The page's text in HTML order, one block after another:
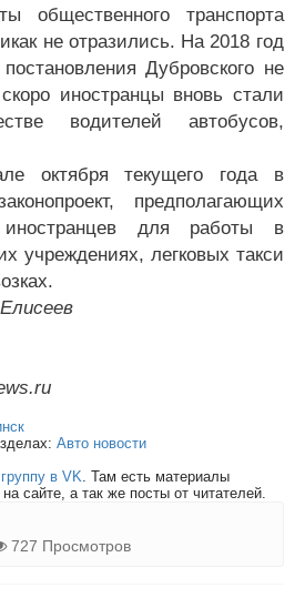
общественного транспорта
не отразились. На 2018 год
Дубровского не
иностранцы вновь стали
водителей автобусов,
октября текущего года в
предполагающих
иностранцев для работы в
учреждениях, легковых такси
Авто новости
группу в VK . Там есть материалы
сайте, а так же посты от читателей.
727 Просмотров